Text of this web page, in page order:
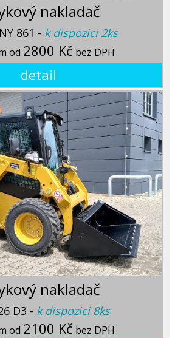
nakladač
861 - k dispozici 2ks
od 2800 Kč bez DPH
detail
nakladač
D3 - k dispozici 8ks
od 2100 Kč bez DPH